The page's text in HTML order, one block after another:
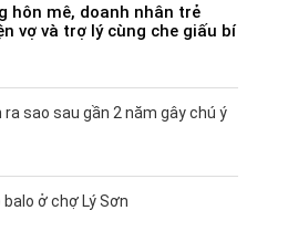
hôn mê, doanh nhân trẻ
vợ và trợ lý cùng che giấu bí
ra sao sau gần 2 năm gây chú ý
balo ở chợ Lý Sơn